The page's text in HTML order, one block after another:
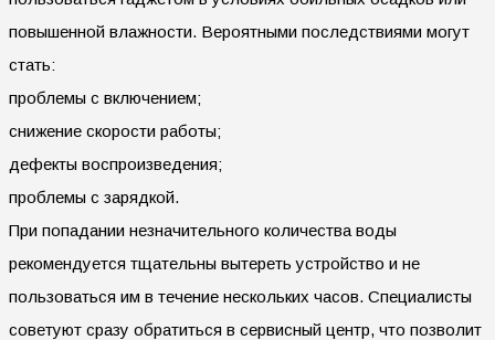
повышенной влажности. Вероятными последствиями могут
стать:
проблемы с включением;
снижение скорости работы;
дефекты воспроизведения;
проблемы с зарядкой.
При попадании незначительного количества воды
рекомендуется тщательны вытереть устройство и не
пользоваться им в течение нескольких часов. Специалисты
советуют сразу обратиться в сервисный центр, что позволит